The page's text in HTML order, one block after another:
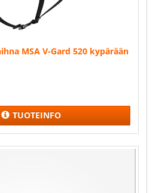
MSA V-Gard 520 kypärään
TUOTEINFO